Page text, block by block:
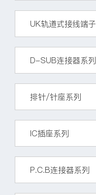
UK轨道式接线端子
D-SUB连接器系列
排针/针座系列
IC插座系列
P.C.B连接器系列